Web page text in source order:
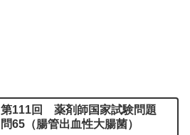
第111回 薬剤師国家試験問題
問65（腸管出血性大腸菌）